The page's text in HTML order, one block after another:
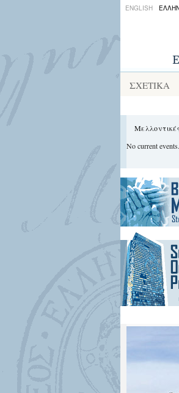
ENGLISH
ΣΧΕΤΙΚΑ
No current events.